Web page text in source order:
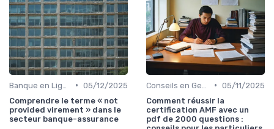
• 05/12/2025
Comprendre le terme « not
provided virement » dans le
secteur banque-assurance
• 05/11/2025
Comment réussir la
certification AMF avec un
pdf de 2000 questions :